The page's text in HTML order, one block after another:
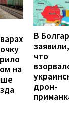
на
В
заявили,
что
дрон-